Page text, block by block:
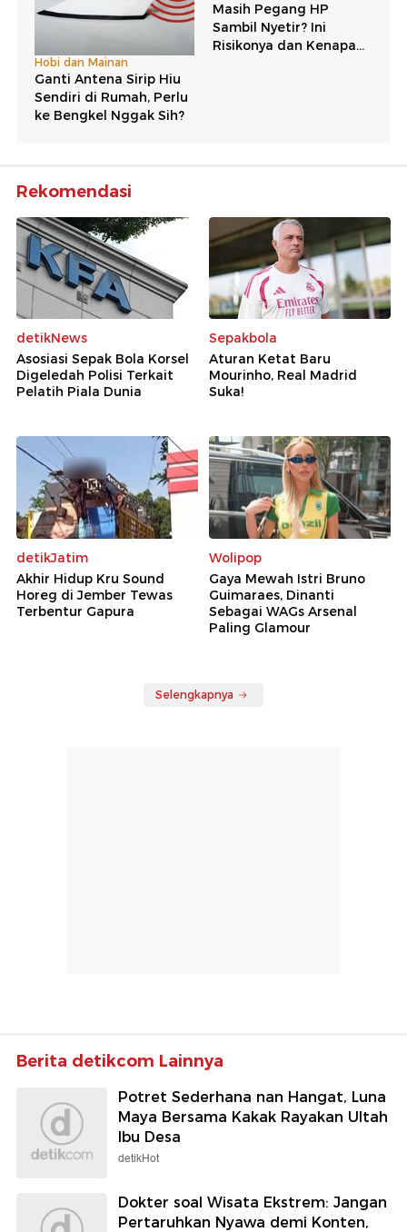
Rekomendasi
detikNews
Asosiasi Sepak Bola Korsel
Digeledah Polisi Terkait
Pelatih Piala Dunia
Sepakbola
Aturan Ketat Baru
Mourinho, Real Madrid
Suka!
detikJatim
Akhir Hidup Kru Sound
Horeg di Jember Tewas
Terbentur Gapura
Wolipop
Gaya Mewah Istri Bruno
Guimaraes, Dinanti
Sebagai WAGs Arsenal
Paling Glamour
Selengkapnya
Berita detikcom Lainnya
Potret Sederhana nan Hangat, Luna
Maya Bersama Kakak Rayakan Ultah
Ibu Desa
detikHot
Dokter soal Wisata Ekstrem: Jangan
Pertaruhkan Nyawa demi Konten,